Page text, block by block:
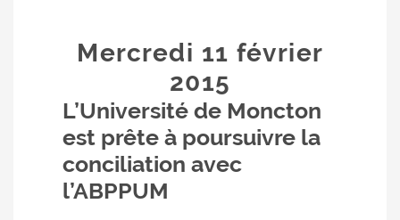
Mercredi 11février
2015
L’Université de Moncton
est prête à poursuivre la
conciliation avec
l’ABPPUM